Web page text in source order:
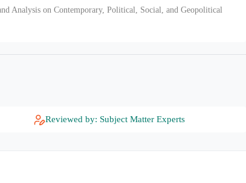
Analysis on Contemporary, Political, Social, and Geopolitical
Reviewed by: Subject Matter Experts